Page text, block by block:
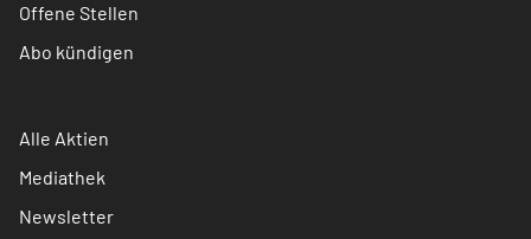
Offene Stellen
Abo kündigen
Alle Aktien
Mediathek
Newsletter